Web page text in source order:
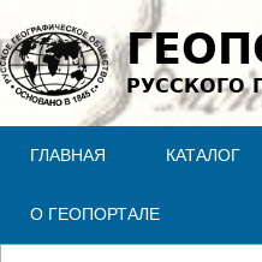
Jump
РУССКОГО
ГЛАВНАЯ КАТАЛОГ
О ГЕОПОРТАЛЕ